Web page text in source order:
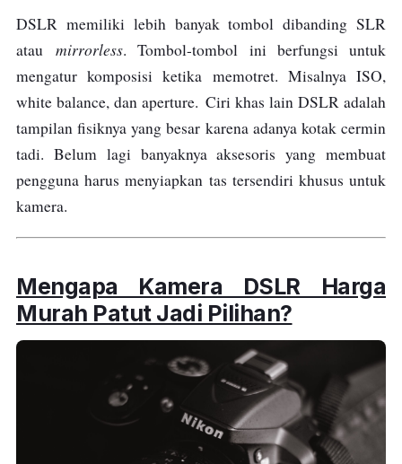
DSLR memiliki lebih banyak tombol dibanding SLR
ataumirrorless. Tombol-tombol ini berfungsi untuk
mengatur komposisi ketika memotret. Misalnya ISO,
white balance, dan aperture. Ciri khas lain DSLR adalah
tampilan fisiknya yang besar karena adanya kotak cermin
tadi. Belum lagi banyaknya aksesoris yang membuat
pengguna harus menyiapkan tas tersendiri khusus untuk
kamera.
Mengapa Kamera DSLR Harga
Murah Patut Jadi Pilihan?